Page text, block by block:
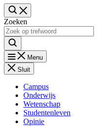
Zoeken
Menu
Sluit
Campus
Onderwijs
Wetenschap
Studentenleven
Opinie